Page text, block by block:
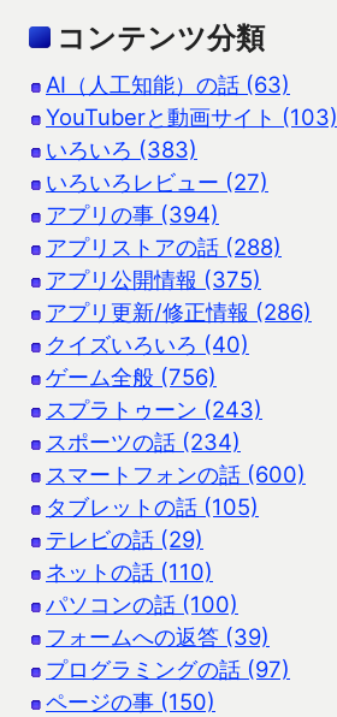
コンテンツ分類
AI（人工知能）の話 (63)
YouTuberと動画サイト (103)
いろいろ (383)
いろいろレビュー (27)
アプリの事 (394)
アプリストアの話 (288)
アプリ公開情報 (375)
アプリ更新/修正情報 (286)
クイズいろいろ (40)
ゲーム全般 (756)
スプラトゥーン (243)
スポーツの話 (234)
スマートフォンの話 (600)
タブレットの話 (105)
テレビの話 (29)
ネットの話 (110)
パソコンの話 (100)
フォームへの返答 (39)
プログラミングの話 (97)
ページの事 (150)